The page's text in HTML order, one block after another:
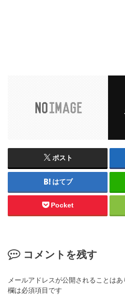
ポスト
はてブ
Pocket
コメントを残す
メールアドレスが公開されることはあ
欄は必須項目です